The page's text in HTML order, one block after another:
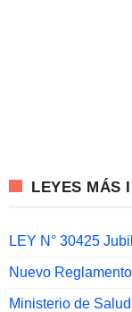
LEYES MÁS
LEY N° 30425
Nuevo
Ministerio de Salud